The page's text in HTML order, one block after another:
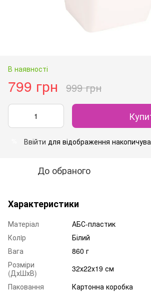
В наявності
799 грн 999 грн
Ввійти для відображення
До обраного
Характеристики
Матеріал
АБС-пластик
Колiр
Білий
Вага
860 г
Розміри
(ДхШхВ)
32х22х19 см
Паковання
Картонна коробка